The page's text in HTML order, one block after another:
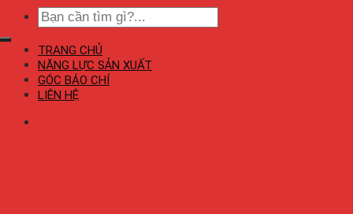
TRANG CHỦ
NĂNG LỰC SẢN XUẤT
GÓC BÁO CHÍ
LIÊN HỆ